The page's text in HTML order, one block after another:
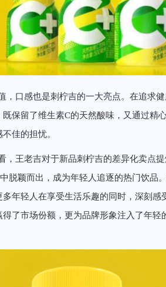
，口感也是刺柠吉的一大亮点。在追求
保留了维生素C的天然酸味，又通过精
佳的担忧。
，王老吉对于新品刺柠吉的差异化卖点
脱颖而出，成为年轻人追逐的热门饮品
多年轻人在享受生活乐趣的同时，深刻
了市场份额，更为品牌形象注入了年